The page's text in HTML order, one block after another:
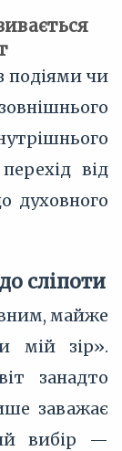
подіями чи
від
духовного
сліпоти
майже
мій зір».
занадто
заважає
вибір —